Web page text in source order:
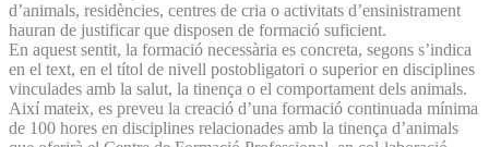
d’animals, residències, centres de cria o activitats d’ensinistrament
hauran de justificar que disposen de formació suficient.
En aquest sentit, la formació necessària es concreta, segons s’indica
en el text, en el títol de nivell postobligatori o superior en disciplines
vinculades amb la salut, la tinença o el comportament dels animals.
Així mateix, es preveu la creació d’una formació continuada mínima
de 100 hores en disciplines relacionades amb la tinença d’animals